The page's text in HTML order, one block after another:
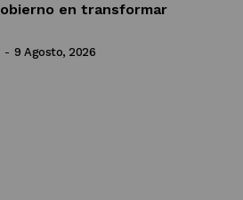
en transformar
- 9 Agosto, 2026